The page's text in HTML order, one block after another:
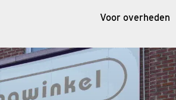
Voor overheden